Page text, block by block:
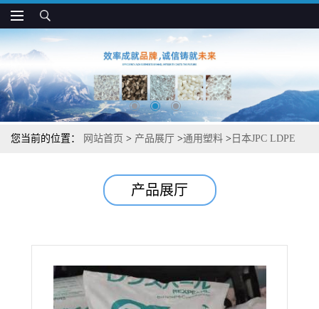
您当前的位置： 网站首页 > 产品展厅 >通用塑料 > 日本JPC LDPE
产品展厅